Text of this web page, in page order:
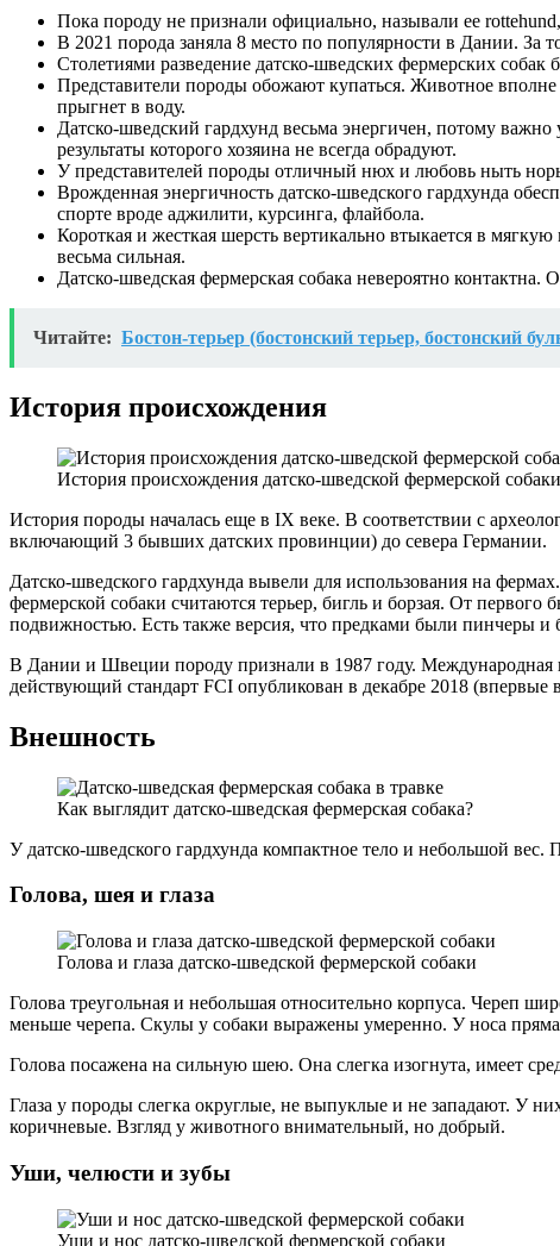
Пока породу не признали официально, называли ее
В 2021 порода заняла 8 место по популярности в Дании. За
Столетиями разведение датско-шведских фермерских
Представители породы обожают купаться. Животное вполне
прыгнет в воду.
Датско-шведский гардхунд весьма энергичен, потому
результаты которого хозяина не всегда обрадуют.
У представителей породы отличный нюх и любовь ныть
Врожденная энергичность датско-шведского гардхунда
спорте вроде аджилити, курсинга, флайбола.
Короткая и жесткая шерсть вертикально втыкается в
весьма сильная.
Датско-шведская фермерская собака невероятно контактна.
Читайте: Бостон-терьер (бостонский терьер, бостонский
История происхождения
История происхождения датско-шведской фермерской собаки
История породы началась еще в IX веке. В соответствии с
включающий 3 бывших датских провинции) до севера Германии.
Датско-шведского гардхунда вывели для использования на
фермерской собаки считаются терьер, бигль и борзая. От
подвижностью. Есть также версия, что предками были пинчеры и
В Дании и Швеции породу признали в 1987 году. Международная
действующий стандарт FCI опубликован в декабре 2018 (впервые
Внешность
Как выглядит датско-шведская фермерская собака?
У датско-шведского гардхунда компактное тело и небольшой
Голова, шея и глаза
Голова и глаза датско-шведской фермерской собаки
Голова треугольная и небольшая относительно корпуса. Череп
меньше черепа. Скулы у собаки выражены умеренно. У носа
Голова посажена на сильную шею. Она слегка изогнута, имеет
Глаза у породы слегка округлые, не выпуклые и не западают. У
коричневые. Взгляд у животного внимательный, но добрый.
Уши, челюсти и зубы
Уши и нос датско-шведской фермерской собаки